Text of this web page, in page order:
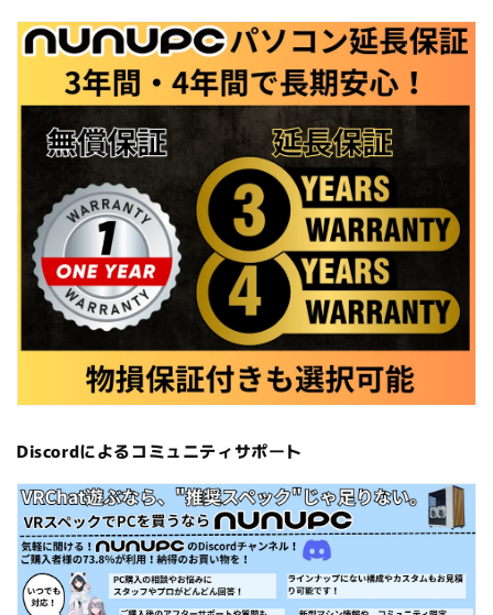
Discordによるコミュニティサポート